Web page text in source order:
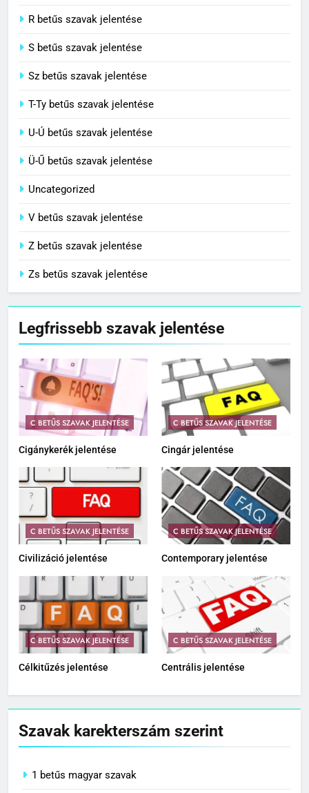
R betűs szavak jelentése
S betűs szavak jelentése
Sz betűs szavak jelentése
T-Ty betűs szavak jelentése
U-Ú betűs szavak jelentése
Ü-Ű betűs szavak jelentése
Uncategorized
V betűs szavak jelentése
Z betűs szavak jelentése
Zs betűs szavak jelentése
Legfrissebb szavak jelentése
C BETŰS SZAVAK JELENTÉSE
Cigánykerék jelentése
C BETŰS SZAVAK JELENTÉSE
Cingár jelentése
C BETŰS SZAVAK JELENTÉSE
Civilizáció jelentése
C BETŰS SZAVAK JELENTÉSE
Contemporary jelentése
C BETŰS SZAVAK JELENTÉSE
Célkitűzés jelentése
C BETŰS SZAVAK JELENTÉSE
Centrális jelentése
Szavak karekterszám szerint
1 betűs magyar szavak